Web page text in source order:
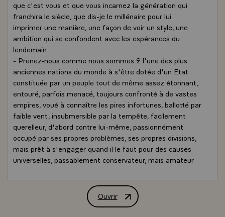
que c'est vous et que vous incarnez la génération qui
franchira le siècle, que dis-je le millénaire pour lui
imprimer une manière, une façon de voir un style, une
ambition qui se confondent avec les espérances du
lendemain.
- Prenez-nous comme nous sommes £ l'une des plus
anciennes nations du monde à s'être dotée d'un Etat
constituée par un peuple tout de même assez étonnant,
entouré, parfois menacé, toujours confronté à de vastes
empires, voué à connaître les pires infortunes, ballotté par
faible vent, insubmersible par la tempête, facilement
querelleur, d'abord contre lui-même, passionnément
occupé par ses propres problèmes, ses propres divisions,
mais prêt à s'engager quand il le faut pour des causes
universelles, passablement conservateur, mais amateur
proche du déclin, alors qu'il s'agit de crises de croissance
dont il sort plus capable que jamais d'exister, de créer,
Ouvrir
Allocution de M. François Mitterrand,